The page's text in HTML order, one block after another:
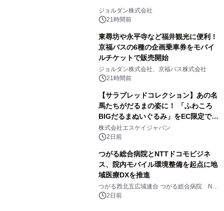
ジョルダン株式会社
21時間前
東尋坊や永平寺など福井観光に便利！
京福バスの6種の企画乗車券をモバイ
ルチケットで販売開始
ジョルダン株式会社、京福バス株式会社
21時間前
【サラブレッドコレクション】あの名
馬たちがだるまの姿に！ 「ふわころ
BIGだるまぬいぐるみ」をEC限定で受
注販売開始
株式会社エスケイジャパン
2日前
つがる総合病院とNTTドコモビジネ
ス、院内モバイル環境整備を起点に地
域医療DXを推進
つがる西北五広域連合 つがる総合病院 NTT
ドコモビジネス株式会社
2日前